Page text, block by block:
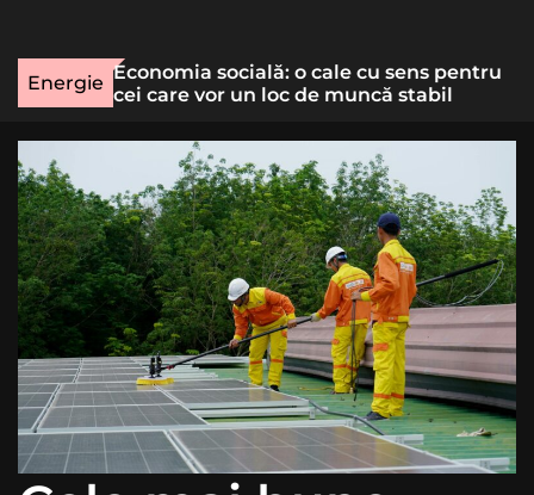
Energie
rară
Economia socială: o cale cu sens pentru
cei care vor un loc de muncă stabil